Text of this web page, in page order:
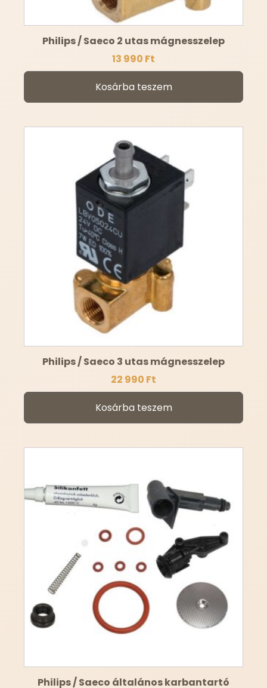
Philips / Saeco 2 utas mágnesszelep
13 990 Ft
Kosárba teszem
Philips / Saeco 3 utas mágnesszelep
22 990 Ft
Kosárba teszem
Philips / Saeco általános karbantartó